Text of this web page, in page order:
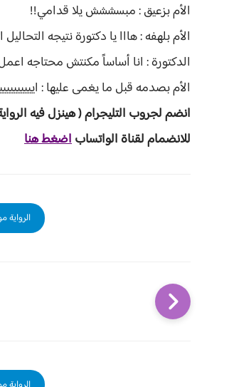
الأم بزعيق : مبسششش يلا قدامي!!
الأم بلهفه : هااا يا دكتورة نتيجه
الدكتورة : انا أساساً مكنتش محتاجه
الأم بصدمه قبل ما يغمى عليها :
انضم لجروب التليجرام ( هينزل فيه
للانضمام لقناة الواتساباضغط هنا
الرواية